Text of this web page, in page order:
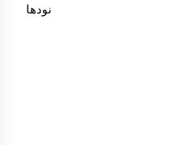
نودها